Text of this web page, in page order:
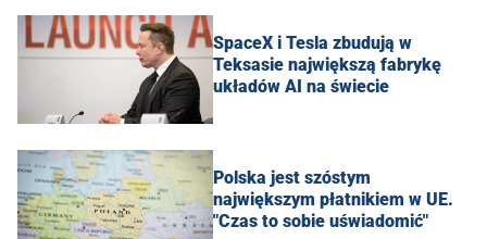
SpaceX i Tesla zbudują w
Teksasie największą fabrykę
układów AI na świecie
Polska jest szóstym
największym płatnikiem w UE.
"Czas to sobie uświadomić"